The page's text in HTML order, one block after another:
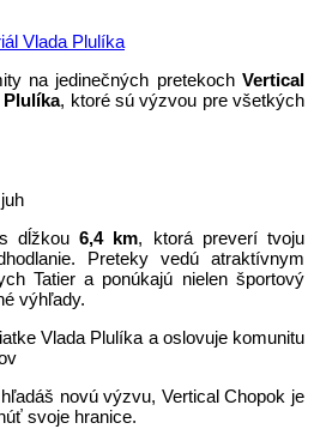
na jedinečných pretekoch Vertical
Plulíka, ktoré sú výzvou pre všetkých
dĺžkou6,4 km, ktorá preverí tvoju
Preteky vedú atraktívnym
Tatier a ponúkajú nielen športový
výhľady.
Vlada Plulíka a oslovuje komunitu
novú výzvu, Vertical Chopok je
svoje hranice.